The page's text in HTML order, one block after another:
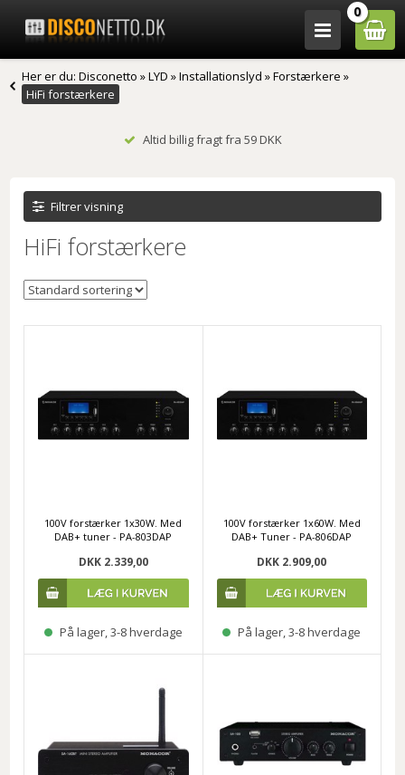
0
Her er du:Disconetto »LYD »Installationslyd »Forstærkere »
HiFi forstærkere
Altid billig fragt fra 59 DKK
Filtrer visning
HiFi forstærkere
100V forstærker 1x30W. Med
DAB+ tuner - PA-803DAP
DKK 2.339,00
På lager, 3-8 hverdage
100V forstærker 1x60W. Med
DAB+ Tuner - PA-806DAP
DKK 2.909,00
På lager, 3-8 hverdage